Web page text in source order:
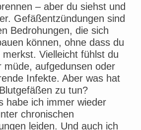
– aber du siehst und
Gefäßentzündungen sind
Bedrohungen, die sich
können, ohne dass du
Vielleicht fühlst du
müde, aufgedunsen oder
Infekte. Aber was hat
zu tun?
habe ich immer wieder
chronischen
leiden. Und auch ich